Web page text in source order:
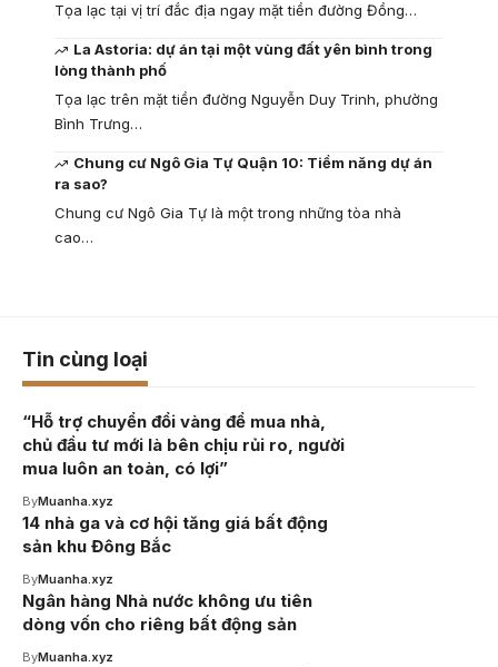
Tọa lạc tại vị trí đắc địa ngay mặt tiền đường Đồng…
La Astoria: dự án tại một vùng đất yên bình trong
lòng thành phố
Tọa lạc trên mặt tiền đường Nguyễn Duy Trinh, phường
Bình Trưng…
Chung cư Ngô Gia Tự Quận 10: Tiềm năng dự án
ra sao?
Chung cư Ngô Gia Tự là một trong những tòa nhà
cao…
Tin cùng loại
“Hỗ trợ chuyển đổi vàng để mua nhà,
chủ đầu tư mới là bên chịu rủi ro, người
mua luôn an toàn, có lợi”
ByMuanha.xyz
14 nhà ga và cơ hội tăng giá bất động
sản khu Đông Bắc
ByMuanha.xyz
Ngân hàng Nhà nước không ưu tiên
dòng vốn cho riêng bất động sản
ByMuanha.xyz